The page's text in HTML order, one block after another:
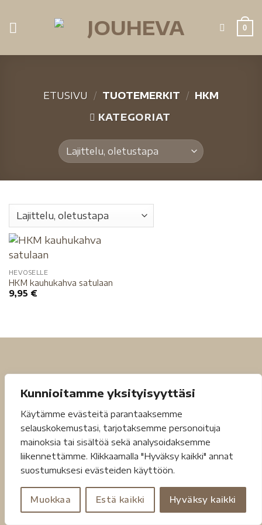
Kunnioitamme yksityisyyttäsi
Käytämme evästeitä parantaaksemme
selauskokemustasi, tarjotaksemme personoituja
mainoksia tai sisältöä sekä analysoidaksemme
liikennettämme. Klikkaamalla "Hyväksy kaikki" annat
suostumuksesi evästeiden käyttöön.
Muokkaa Estä kaikki Hyväksy kaikki
0
ETUSIVU / TUOTEMERKIT / HKM
KATEGORIAT
HEVOSELLE
HKM kauhukahva satulaan
9,95 €
Tietosuojaseloste
Copyright 2026 ©Jouheva.net